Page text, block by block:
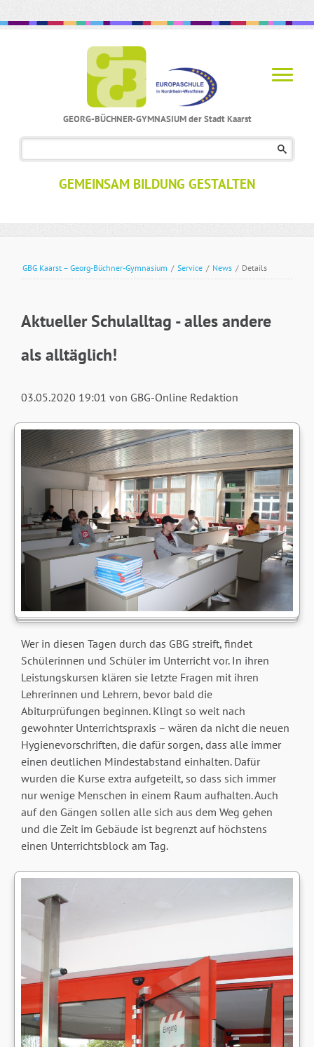
GEORG-BÜCHNER-GYMNASIUM der Stadt Kaarst
GEMEINSAM BILDUNG GESTALTEN
GBG Kaarst – Georg-Büchner-Gymnasium / Service / News / Details
Aktueller Schulalltag - alles andere
als alltäglich!
03.05.2020 19:01 von GBG-Online Redaktion
Wer in diesen Tagen durch das GBG streift, findet
Schülerinnen und Schüler im Unterricht vor. In ihren
Leistungskursen klären sie letzte Fragen mit ihren
Lehrerinnen und Lehrern, bevor bald die
Abiturprüfungen beginnen. Klingt so weit nach
gewohnter Unterrichtspraxis – wären da nicht die neuen
Hygienevorschriften, die dafür sorgen, dass alle immer
einen deutlichen Mindestabstand einhalten. Dafür
wurden die Kurse extra aufgeteilt, so dass sich immer
nur wenige Menschen in einem Raum aufhalten. Auch
auf den Gängen sollen alle sich aus dem Weg gehen
und die Zeit im Gebäude ist begrenzt auf höchstens
einen Unterrichtsblock am Tag.